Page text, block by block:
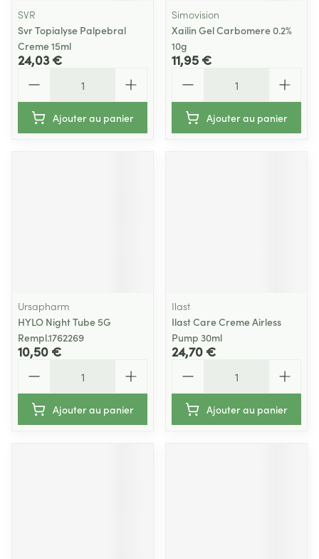
SVR
Svr Topialyse Palpebral
Creme 15ml
24,03 €
Ajouter au panier
Simovision
Xailin Gel Carbomere 0.2%
10g
11,95 €
Ajouter au panier
Ursapharm
HYLO Night Tube 5G
Rempl.1762269
10,50 €
Ajouter au panier
Ilast
Ilast Care Creme Airless
Pump 30ml
24,70 €
Ajouter au panier